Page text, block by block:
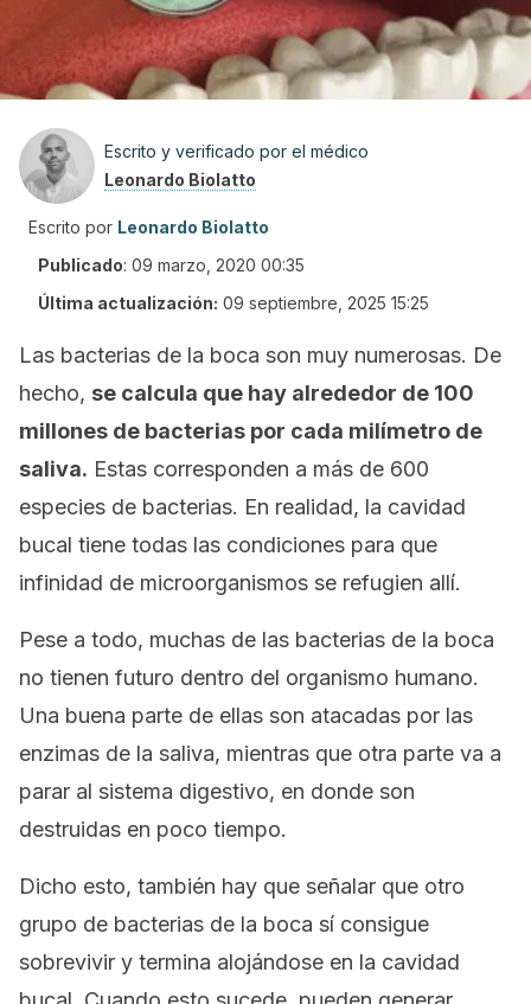
Escrito y verificado por el médico
Leonardo Biolatto
Escrito por Leonardo Biolatto
Publicado: 09 marzo, 2020 00:35
Última actualización: 09 septiembre, 2025 15:25
Las bacterias de la boca son muy numerosas. De
hecho, se calcula que hay alrededor de 100
millones de bacterias por cada milímetro de
saliva. Estas corresponden a más de 600
especies de bacterias. En realidad, la cavidad
bucal tiene todas las condiciones para que
infinidad de microorganismos se refugien allí.
Pese a todo, muchas de las bacterias de la boca
no tienen futuro dentro del organismo humano.
Una buena parte de ellas son atacadas por las
enzimas de la saliva, mientras que otra parte va a
parar al sistema digestivo, en donde son
destruidas en poco tiempo.
Dicho esto, también hay que señalar que otro
grupo de bacterias de la boca sí consigue
sobrevivir y termina alojándose en la cavidad